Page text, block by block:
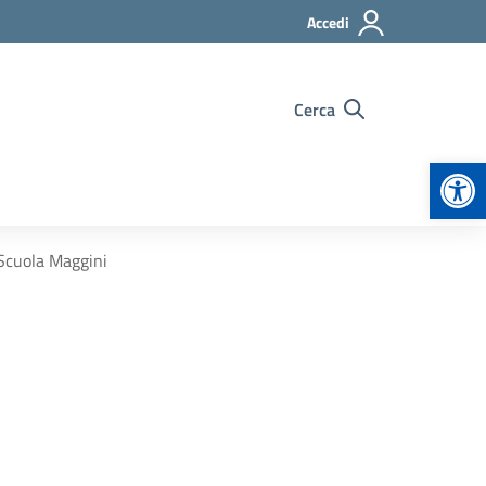
Accedi
Cerca
Maggini